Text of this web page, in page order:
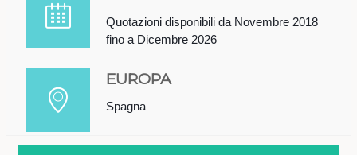
Quotazioni disponibili da Novembre 2018
fino a Dicembre 2026
EUROPA
Spagna